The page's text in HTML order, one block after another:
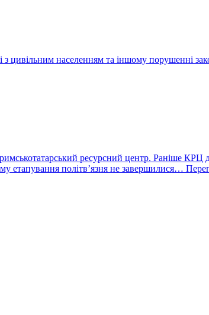
населенням та іншому порушенні
ресурсний центр. Раніше КРЦ
політвʼязня не завершилися…